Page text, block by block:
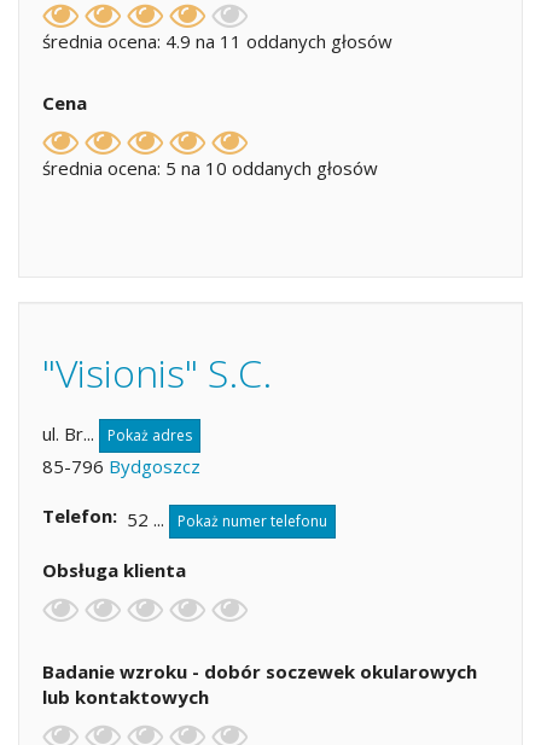
średnia ocena: 4.9 na 11 oddanych głosów
Cena
średnia ocena: 5 na 10 oddanych głosów
"Visionis" S.C.
ul. Br... Pokaż adres
85-796 Bydgoszcz
Telefon 52 ... Pokaż numer telefonu
Obsługa klienta
Badanie wzroku - dobór soczewek okularowych
lub kontaktowych